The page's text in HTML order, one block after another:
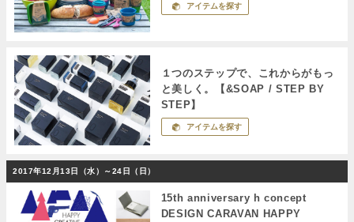
アイテムを探す
１つのステップで、これからがもっ
と美しく。【&SOAP / STEP BY
STEP】
アイテムを探す
2017年12月13日（水）～24日（日）
15th anniversary h concept
DESIGN CARAVAN HAPPY